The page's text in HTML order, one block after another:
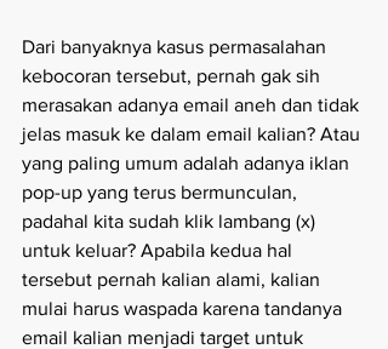
Dari banyaknya kasus permasalahan
kebocoran tersebut, pernah gak sih
merasakan adanya email aneh dan tidak
jelas masuk ke dalam email kalian? Atau
yang paling umum adalah adanya iklan
pop-up yang terus bermunculan,
padahal kita sudah klik lambang (x)
untuk keluar? Apabila kedua hal
tersebut pernah kalian alami, kalian
mulai harus waspada karena tandanya
email kalian menjadi target untuk